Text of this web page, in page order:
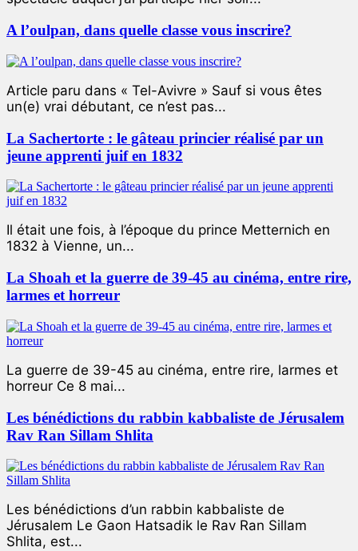
A l’oulpan, dans quelle classe vous inscrire?
Article paru dans « Tel-Avivre » Sauf si vous êtes
un(e) vrai débutant, ce n’est pas...
La Sachertorte : le gâteau princier réalisé par un
jeune apprenti juif en 1832
Il était une fois, à l’époque du prince Metternich en
1832 à Vienne, un...
La Shoah et la guerre de 39-45 au cinéma, entre rire,
larmes et horreur
La guerre de 39-45 au cinéma, entre rire, larmes et
horreur Ce 8 mai...
Les bénédictions du rabbin kabbaliste de Jérusalem
Rav Ran Sillam Shlita
Les bénédictions d’un rabbin kabbaliste de
Jérusalem Le Gaon Hatsadik le Rav Ran Sillam
Shlita, est...